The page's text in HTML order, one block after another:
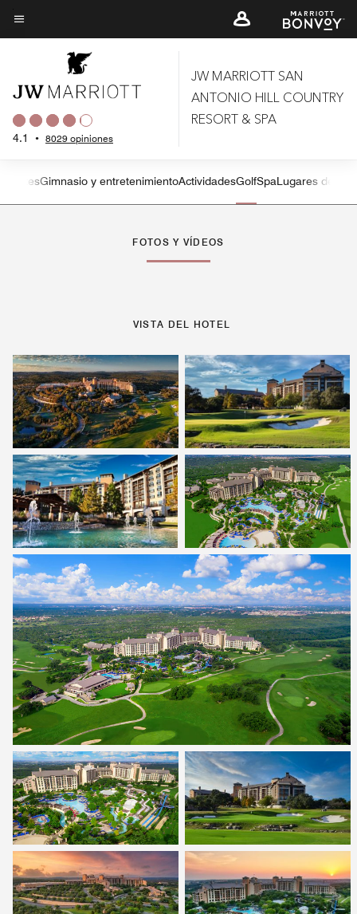
Skip
toTexto del menú
4.1 • 8029 opiniones
JW MARRIOTT SAN
ANTONIO HILL COUNTRY
RESORT & SPA
Flecha izquierda
Gimnasio y entretenimientoActividadesGolfSpaLugares de
FOTOS Y VÍDEOS
VISTA DEL HOTEL